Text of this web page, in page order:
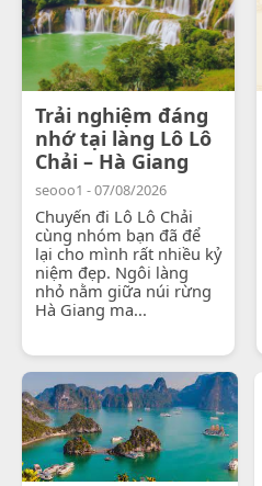
Trải nghiệm đáng
nhớ tại làng Lô Lô
Chải – Hà Giang
seooo1 - 07/08/2026
Chuyến đi Lô Lô Chải
cùng nhóm bạn đã để
lại cho mình rất nhiều kỷ
niệm đẹp. Ngôi làng
nhỏ nằm giữa núi rừng
Hà Giang ma...